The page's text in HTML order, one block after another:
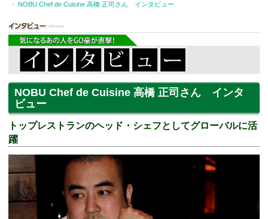
NOBU Chef de Cuisine 高橋 正司さん インタビュー
NOBU Chef de Cuisine 高橋 正司さん インタ
ビュー
トップレストランのヘッド・シェフとしてグローバルに活
躍